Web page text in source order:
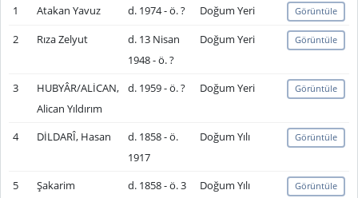
1
Atakan Yavuz d. 1974 - ö. ? Doğum Yeri Görüntüle
2 Rıza Zelyut
d. 13 Nisan
1948 - ö. ?
Doğum Yeri Görüntüle
3
HUBYÂR/ALİCAN,
Alican Yıldırım
d. 1959 - ö. ? Doğum Yeri Görüntüle
4 DİLDARÎ, Hasan
d. 1858 - ö.
1917
Doğum Yılı Görüntüle
5
Şakarim
d. 1858 - ö. 3
Doğum Yılı Görüntüle